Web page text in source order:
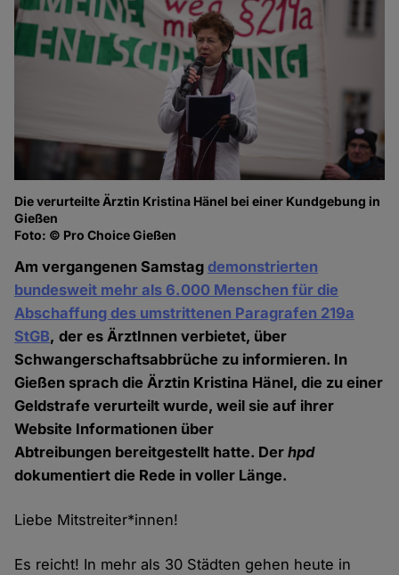
Die verurteilte Ärztin Kristina Hänel bei einer Kundgebung in
Gießen
Foto: © Pro Choice Gießen
Am vergangenen Samstagdemonstrierten
bundesweit mehr als 6.000 Menschen für die
Abschaffung des umstrittenen Paragrafen 219a
StGB, der es ÄrztInnen verbietet, über
Schwangerschaftsabbrüche zu informieren. In
Gießen sprach die Ärztin Kristina Hänel, die zu einer
Geldstrafe verurteilt wurde, weil sie auf ihrer
Website Informationen über
Abtreibungen bereitgestellt hatte. Derhpd
dokumentiert die Rede in voller Länge.
Liebe Mitstreiter*innen!
Es reicht! In mehr als 30 Städten gehen heute in